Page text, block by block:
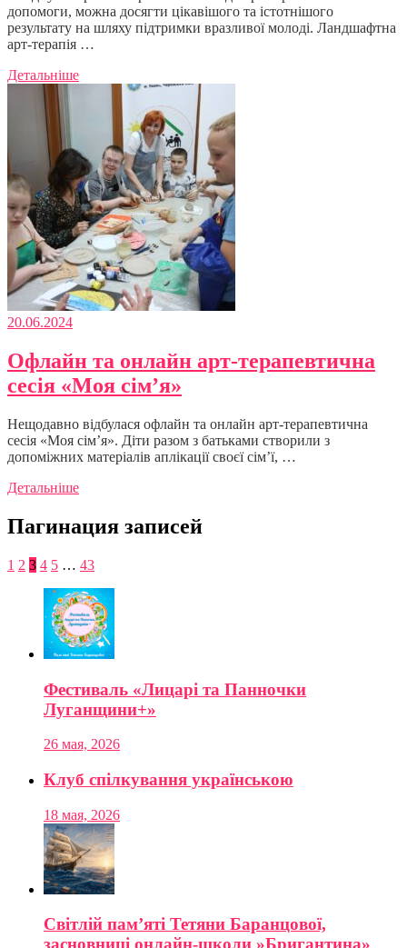
допомоги, можна досягти цікавішого та істотнішого
результату на шляху підтримки вразливої молоді. Ландшафтна
арт-терапія …
Детальніше
20.06.2024
Офлайн та онлайн арт-терапевтична
сесія «Моя сім’я»
Нещодавно відбулася офлайн та онлайн арт-терапевтична
сесія «Моя сім’я». Діти разом з батьками створили з
допоміжних матеріалів аплікації своєї сім’ї, …
Детальніше
Пагинация записей
1 2 3 4 5 … 43
Фестиваль «Лицарі та Панночки
Луганщини+»
26 мая, 2026
Клуб спілкування українською
18 мая, 2026
Світлій пам’яті Тетяни Баранцової,